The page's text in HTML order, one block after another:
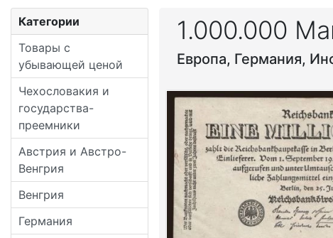
Категории
Товары с
убывающей ценой
Чехословакия и
государства-
преемники
Австрия и Австро-
Венгрия
Венгрия
Германия
1.000.000
Европа, Германия,